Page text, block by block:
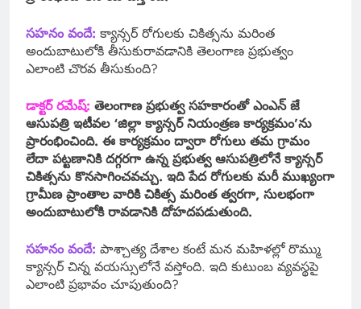
సహనం వందే: క్యాన్సర్ రోగులకు చికిత్సను మరింత
అందుబాటులోకి తీసుకురావడానికి తెలంగాణ ప్రభుత్వం
ఎలాంటి చొరవ తీసుకుంది?
డాక్టర్ రమేష్: తెలంగాణ ప్రభుత్వ సహకారంతో ఎంఎన్ జే
ఆసుపత్రి ఇటీవల ‘జిల్లా క్యాన్సర్ నియంత్రణ కార్యక్రమం’ను
ప్రారంభించింది. ఈ కార్యక్రమం ద్వారా రోగులు తమ గ్రామం
లేదా పట్టణానికి దగ్గరగా ఉన్న ప్రభుత్వ ఆసుపత్రిలోనే క్యాన్సర్
చికిత్సను కొనసాగించవచ్చు. ఇది పేద రోగులకు మరీ ముఖ్యంగా
గ్రామీణ ప్రాంతాల వారికి చికిత్స మరింత త్వరగా, సులభంగా
అందుబాటులోకి రావడానికి దోహదపడుతుంది.
సహనం వందే: పాశ్చాత్య దేశాల కంటే మన మహిళల్లో రొమ్ము
క్యాన్సర్ చిన్న వయస్సులోనే వస్తోంది. ఇది కుటుంబ వ్యవస్థపై
ఎలాంటి ప్రభావం చూపుతుంది?